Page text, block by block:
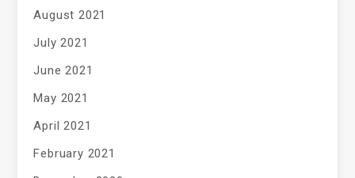
August 2021
July 2021
June 2021
May 2021
April 2021
February 2021